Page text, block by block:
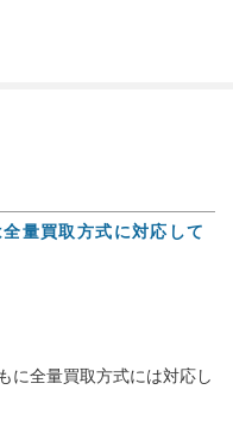
量買取方式に対応して
に全量買取方式には対応し